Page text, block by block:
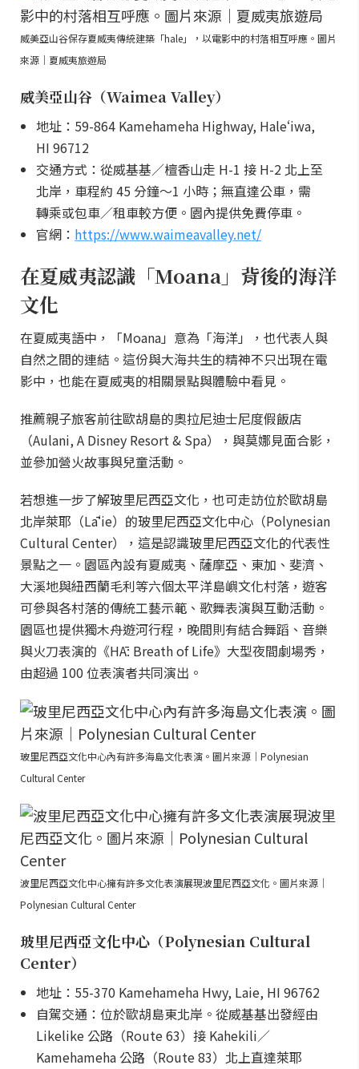
威美亞山谷保存夏威夷傳統建築「hale」，以電影中的村落相互呼應。圖片
來源｜夏威夷旅遊局
威美亞山谷（Waimea Valley）
地址：59-864 Kamehameha Highway, Haleʻiwa,
HI 96712
交通方式：從威基基／檀香山走 H-1 接 H-2 北上至
北岸，車程約 45 分鐘～1 小時；無直達公車，需
轉乘或包車／租車較方便。園內提供免費停車。
官網： https://www.waimeavalley.net/
在夏威夷認識「Moana」背後的海洋
文化
在夏威夷語中，「Moana」意為「海洋」，也代表人與
自然之間的連結。這份與大海共生的精神不只出現在電
影中，也能在夏威夷的相關景點與體驗中看見。
推薦親子旅客前往歐胡島的奧拉尼迪士尼度假飯店
（Aulani, A Disney Resort & Spa），與莫娜見面合影，
並參加營火故事與兒童活動。
若想進一步了解玻里尼西亞文化，也可走訪位於歐胡島
北岸萊耶（Lāʻie）的玻里尼西亞文化中心（Polynesian
Cultural Center），這是認識玻里尼西亞文化的代表性
景點之一。園區內設有夏威夷、薩摩亞、東加、斐濟、
大溪地與紐西蘭毛利等六個太平洋島嶼文化村落，遊客
可參與各村落的傳統工藝示範、歌舞表演與互動活動。
園區也提供獨木舟遊河行程，晚間則有結合舞蹈、音樂
與火刀表演的《HĀ: Breath of Life》大型夜間劇場秀，
由超過 100 位表演者共同演出。
玻里尼西亞文化中心內有許多海島文化表演。圖片來源｜Polynesian
Cultural Center
波里尼西亞文化中心擁有許多文化表演展現波里尼西亞文化。圖片來源｜
Polynesian Cultural Center
玻里尼西亞文化中心（Polynesian Cultural
Center）
地址：55-370 Kamehameha Hwy, Laie, HI 96762
自駕交通：位於歐胡島東北岸。從威基基出發經由
Likelike 公路（Route 63）接 Kahekili／
Kamehameha 公路（Route 83）北上直達萊耶